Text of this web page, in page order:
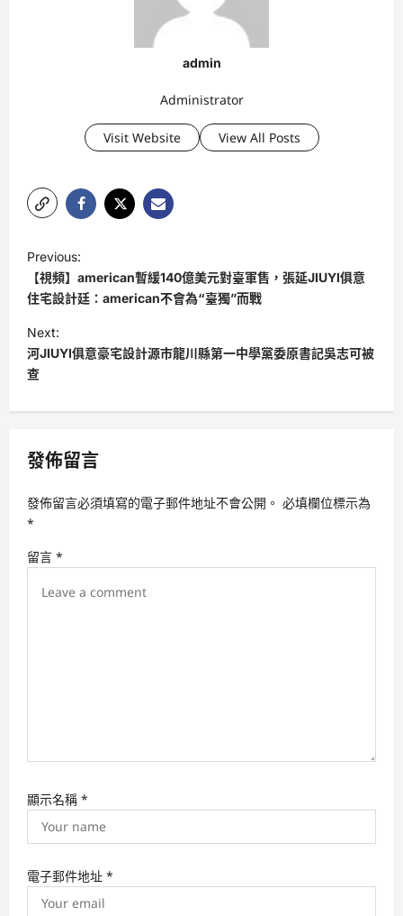
admin
Administrator
Visit Website View All Posts
o
s
t
n
a
v
g
a
t
i
Previous:
【視頻】american暫緩140億美元對臺軍售，張延JIUYI俱意
住宅設計廷：american不會為“臺獨”而戰
Next:
河JIUYI俱意豪宅設計源市龍川縣第一中學黨委原書記吳志可被
查
發佈留言
發佈留言必須填寫的電子郵件地址不會公開。 必填欄位標示為
*
留言 *
顯示名稱 *
電子郵件地址 *